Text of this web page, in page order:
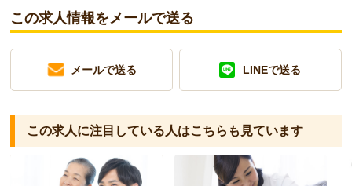
この求人情報をメールで送る
メールで送る LINEで送る
この求人に注目している人はこちらも見ています